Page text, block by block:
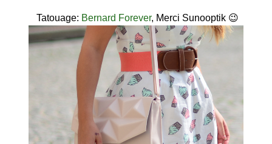
Tatouage: Bernard Forever, Merci Sunooptik 😉